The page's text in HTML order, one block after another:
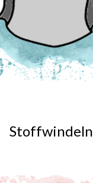
Stoffwindeln